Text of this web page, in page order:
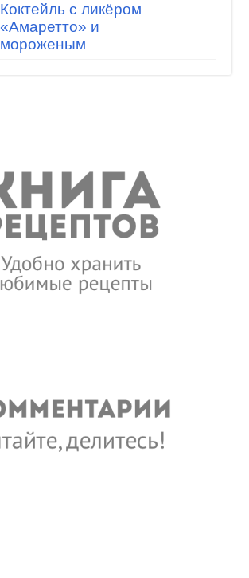
Коктейль с ликёром
«Амаретто» и
мороженым